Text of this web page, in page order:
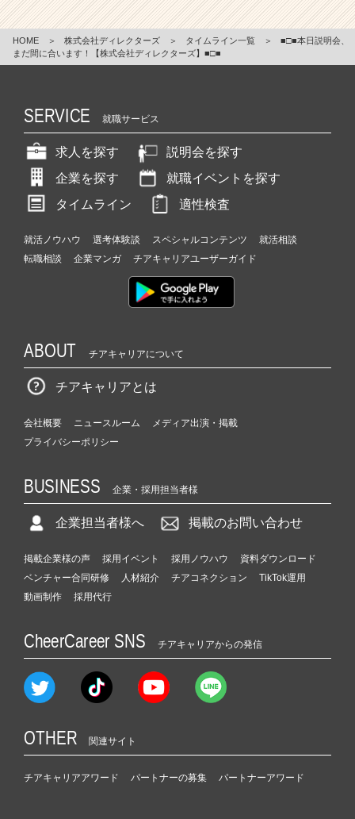
HOME ＞ 株式会社ディレクターズ ＞ タイムライン一覧 ＞
■□■本日説明会、
まだ間に合います！【株式会社ディレクターズ】■□■
SERVICE 就職サービス
求人を探す
説明会を探す
企業を探す
就職イベントを探す
タイムライン
適性検査
就活ノウハウ 選考体験談 スペシャルコンテンツ
就活相談
転職相談
企業マンガ チアキャリアユーザーガイド
ABOUT チアキャリアについて
チアキャリアとは
会社概要 ニュースルーム
メディア出演・掲載
プライバシーポリシー
BUSINESS 企業・採用担当者様
企業担当者様へ 掲載のお問い合わせ
掲載企業様の声 採用イベント 採用ノウハウ
資料ダウンロード
ベンチャー合同研修
人材紹介 チアコネクション
TikTok運用
動画制作
採用代行
CheerCareer SNS チアキャリアからの発信
OTHER 関連サイト
チアキャリアアワード パートナーの募集 パートナーアワード